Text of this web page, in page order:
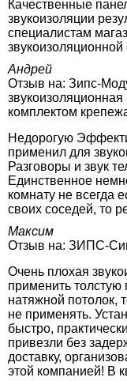
Качественные
звукоизоляции
специалистам
Андрей
Отзыв на: Зипс-
комплектом
Недорогую
применил для
Разговоры и звук
Единственное
комнату не всегда
своих соседей, то
Максим
Отзыв на: ЗИПС-
Очень плохая
применить толстую
натяжной
не применять.
быстро,
привезли без
доставку,
этой компанией! В